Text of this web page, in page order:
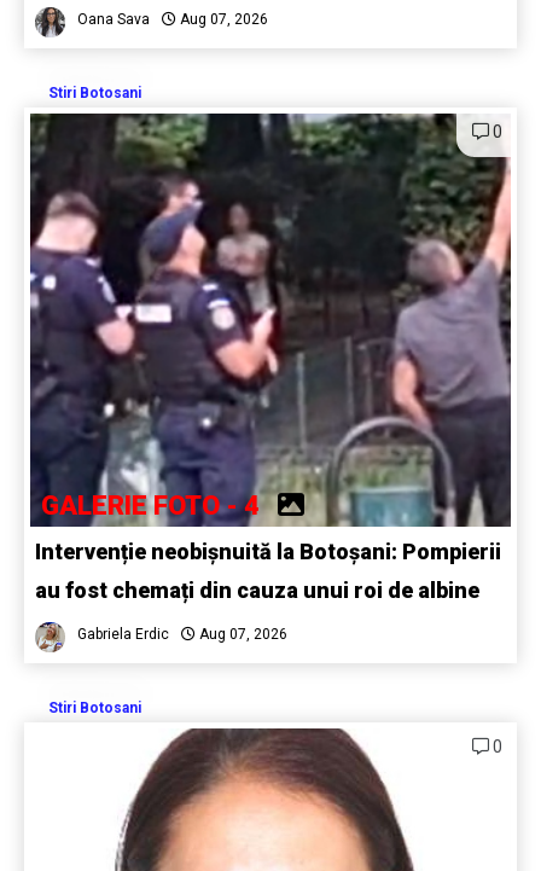
Oana Sava Aug 07, 2026
Stiri Botosani
0
GALERIE FOTO - 4
Intervenție neobișnuită la Botoșani: Pompierii
au fost chemați din cauza unui roi de albine
Gabriela Erdic Aug 07, 2026
Stiri Botosani
0